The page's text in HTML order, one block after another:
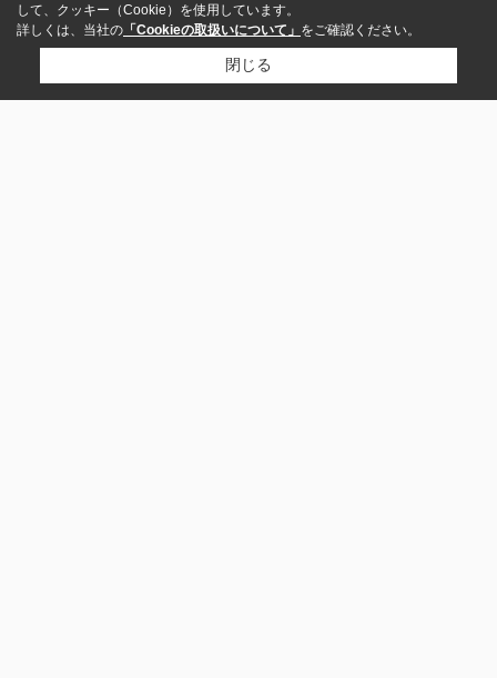
して、クッキー（Cookie）を使用しています。
詳しくは、当社の 「Cookieの取扱いについて」 をご確認ください。
閉じる